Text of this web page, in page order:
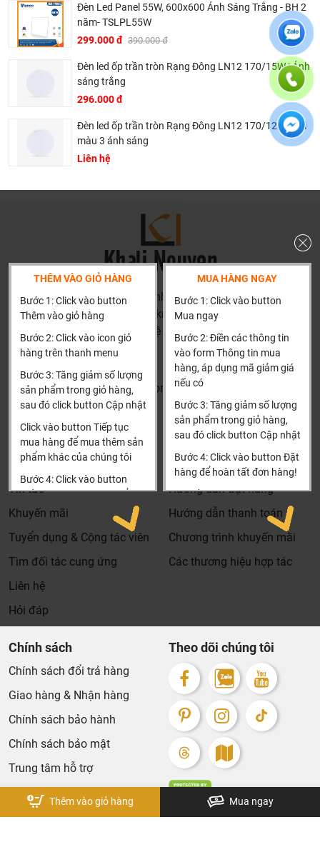
Đèn Led Panel 55W, 600x600 Ánh Sáng Trắng - BH 2
năm- TSLPL55W
299.000 đ 390.000 đ
Đèn led ốp trần tròn Rạng Đông LN12 170/15W | Ánh
sáng trắng
296.000 đ
Đèn led ốp trần tròn Rạng Đông LN12 170/12W | Đổi
màu 3 ánh sáng
Liên hệ
Thêm vào giỏ hàng Mua ngay
THÊM VÀO GIỎ HÀNG
Bước 1: Click vào button
Thêm vào giỏ hàng
Bước 2: Click vào icon giỏ
hàng trên thanh menu
Bước 3: Tăng giảm số lượng
sản phẩm trong giỏ hàng,
sau đó click button Cập nhật
Click vào button Tiếp tục
mua hàng để mua thêm sản
phẩm khác của chúng tôi
Bước 4: Click vào button
Tiến hành thanh toán để
thanh toán đơn hàng của
Xin cảm ơn khách hàng!!!
MUA HÀNG NGAY
Bước 1: Click vào button
Mua ngay
Bước 2: Điền các thông tin
vào form Thông tin mua
hàng, áp dụng mã giảm giá
nếu có
Bước 3: Tăng giảm số lượng
sản phẩm trong giỏ hàng,
sau đó click button Cập nhật
Bước 4: Click vào button Đặt
hàng để hoàn tất đơn hàng!
Xin cảm ơn khách hàng!!!
HN: số 160 đường Văn Minh, Di Trạch, Hoài Đức, Hà Nội
(Cách đại học công nghiệp 1 km)
HCM và các tỉnh khác: Liên hệ hotline để được hướng dẫn
đặt hàng
Khalinguyen.vn@gmail.com
0904501766
Thông tin
Tìm đại lý & Hợp tác
Tin tức
Khuyến mãi
Tuyển dụng & Cộng tác viên
Tìm đối tác cung ứng
Liên hệ
Hỏi đáp
Thông tin thêm
Hướng dẫn mua hàng
Hướng dẫn đặt hàng
Hướng dẫn thanh toán
Chương trình khuyến mãi
Các thương hiệu hợp tác
Chính sách
Chính sách đổi trả hàng
Giao hàng & Nhận hàng
Chính sách bảo hành
Chính sách bảo mật
Trung tâm hỗ trợ
Theo dõi chúng tôi